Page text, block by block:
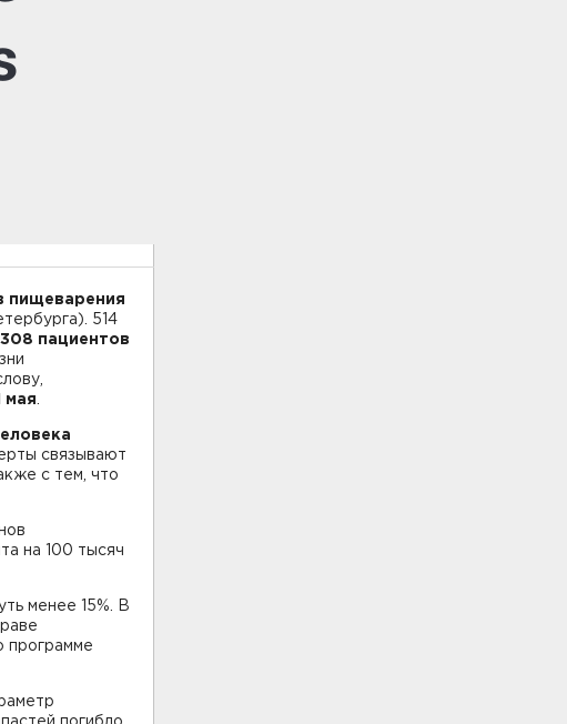
пищеварения
514
308 пациентов
мая
связывают
с тем, что
на 100 тысяч
менее 15%. В
программе
погибло